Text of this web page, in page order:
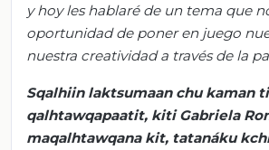
y hoy les hablaré de un tema que
oportunidad de poner en juego
nuestra creatividad a través de la
Sqalhiin laktsumaan chu kaman
qalhtawqapaatit, kiti Gabriela
maqalhtawqana kit, tatanáku